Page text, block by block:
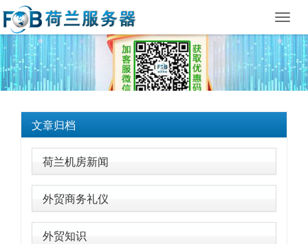
文章归档
荷兰机房新闻
外贸商务礼仪
外贸知识